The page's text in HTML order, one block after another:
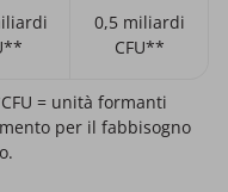
0,5 miliardi
CFU**
= unità formanti
per il fabbisogno